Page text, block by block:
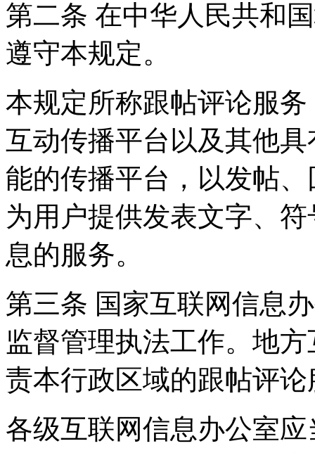
第二条 在中华人民共和
遵守本规定。
本规定所称跟帖评论服
互动传播平台以及其他
能的传播平台，以发帖
为用户提供发表文字、
息的服务。
第三条 国家互联网信息
监督管理执法工作。地
责本行政区域的跟帖评
各级互联网信息办公室